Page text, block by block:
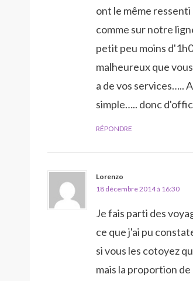
ont le même
comme sur notre
petit peu moins
malheureux que
a de vos services…..
simple….. donc
RÉPONDRE
Lorenzo
18 décembre 2014 à 16:30
Je fais parti des
ce que j'ai pu
si vous les cotoyez
mais la proportion